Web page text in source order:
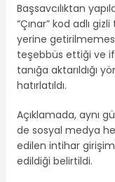
Başsavcılıktan
“Çınar” kod adlı
yerine
teşebbüs ettiği ve
tanığa aktarıldığı
hatırlatıldı.
Açıklamada, aynı
de sosyal medya
edilen intihar
edildiği belirtildi.